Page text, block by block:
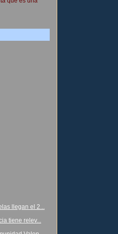
llegan el 2...
tiene relev...